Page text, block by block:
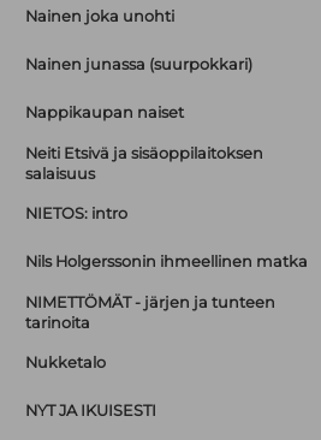
Nainen joka unohti
Nainen junassa (suurpokkari)
Nappikaupan naiset
Neiti Etsivä ja sisäoppilaitoksen
salaisuus
NIETOS: intro
Nils Holgerssonin ihmeellinen matka
NIMETTÖMÄT - järjen ja tunteen
tarinoita
Nukketalo
NYT JA IKUISESTI